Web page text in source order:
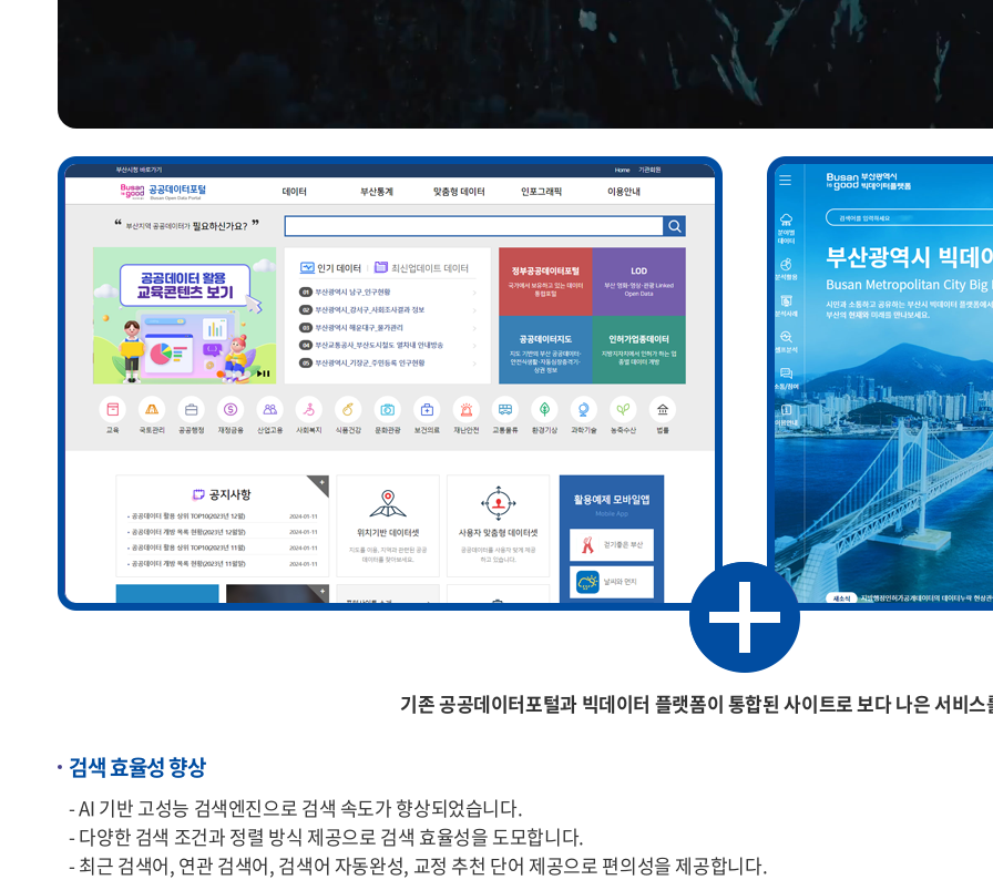
기존 공공데이터포털과 빅데이터 플랫폼이 통합된 사이트로 보다 나은 서비
검색 효율성 향상
- AI 기반 고성능 검색엔진으로 검색 속도가 향상되었습니다.
- 다양한 검색 조건과 정렬 방식 제공으로 검색 효율성을 도모합니다.
- 최근 검색어, 연관 검색어, 검색어 자동완성, 교정 추천 단어 제공으로 편의성을 제공합니다.